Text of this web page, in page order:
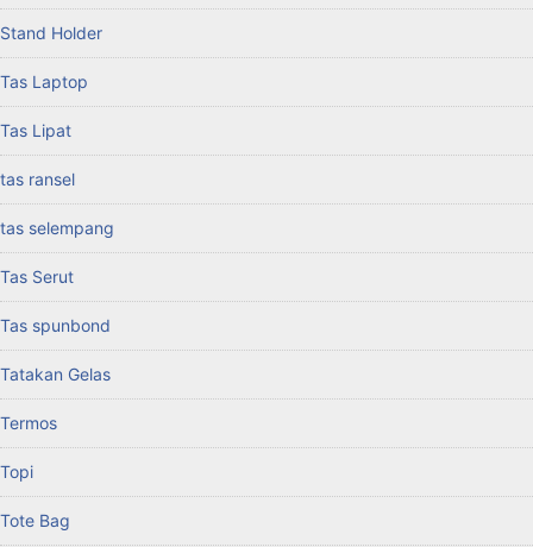
Stand Holder
Tas Laptop
Tas Lipat
tas ransel
tas selempang
Tas Serut
Tas spunbond
Tatakan Gelas
Termos
Topi
Tote Bag